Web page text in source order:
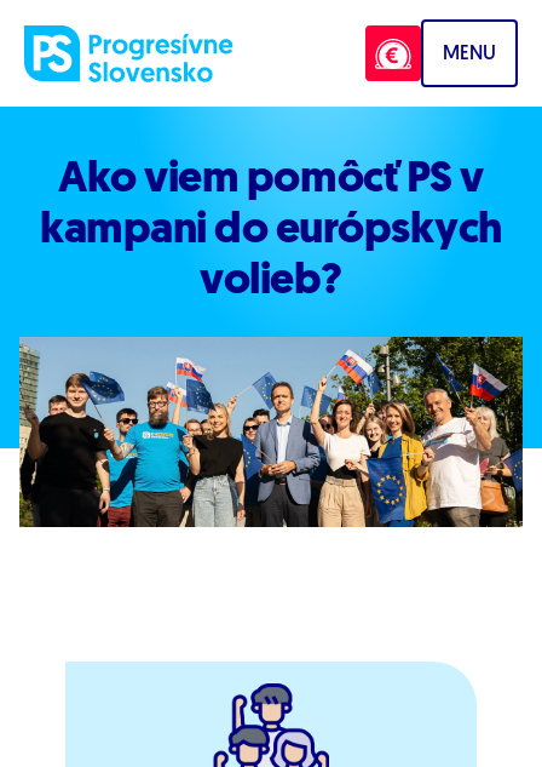
MENU
Ako viem pomôcť PS v
kampanido európskych
volieb?